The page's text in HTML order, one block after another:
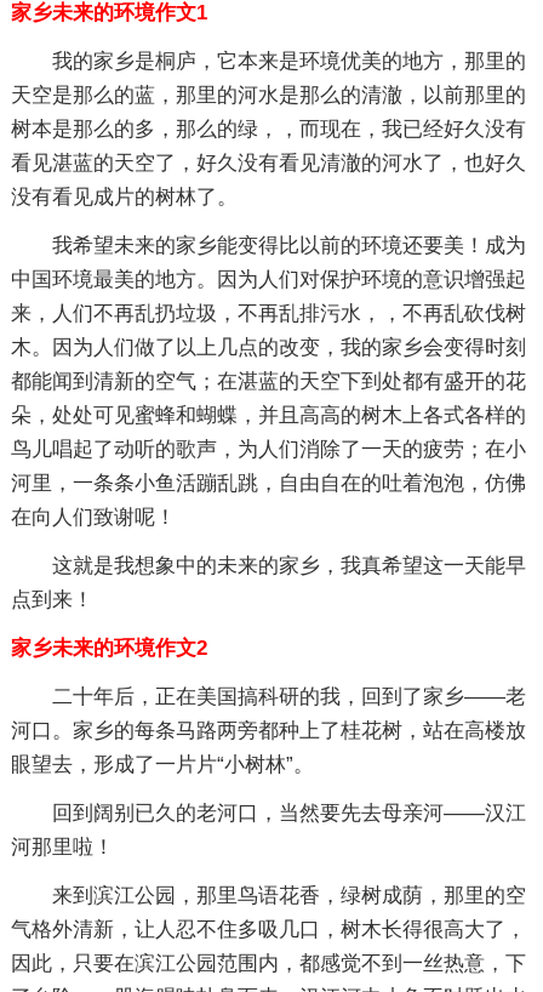
家乡未来的环境作文1
我的家乡是桐庐，它本来是环境优美的地方，那里的
天空是那么的蓝，那里的河水是那么的清澈，以前那里的
树本是那么的多，那么的绿，，而现在，我已经好久没有
看见湛蓝的天空了，好久没有看见清澈的河水了，也好久
没有看见成片的树林了。
我希望未来的家乡能变得比以前的环境还要美！成为
中国环境最美的地方。因为人们对保护环境的意识增强起
来，人们不再乱扔垃圾，不再乱排污水，，不再乱砍伐树
木。因为人们做了以上几点的改变，我的家乡会变得时刻
都能闻到清新的空气；在湛蓝的天空下到处都有盛开的花
朵，处处可见蜜蜂和蝴蝶，并且高高的树木上各式各样的
鸟儿唱起了动听的歌声，为人们消除了一天的疲劳；在小
河里，一条条小鱼活蹦乱跳，自由自在的吐着泡泡，仿佛
在向人们致谢呢！
这就是我想象中的未来的家乡，我真希望这一天能早
点到来！
家乡未来的环境作文2
二十年后，正在美国搞科研的我，回到了家乡——老
河口。家乡的每条马路两旁都种上了桂花树，站在高楼放
眼望去，形成了一片片“小树林”。
回到阔别已久的老河口，当然要先去母亲河——汉江
河那里啦！
来到滨江公园，那里鸟语花香，绿树成荫，那里的空
气格外清新，让人忍不住多吸几口，树木长得很高大了，
因此，只要在滨江公园范围内，都感觉不到一丝热意，下